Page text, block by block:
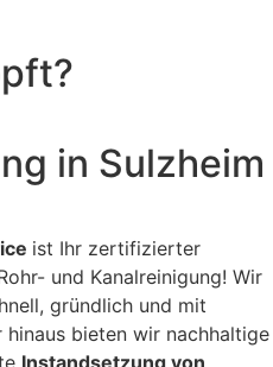
in Sulzheim
ist Ihr zertifizierter
und Kanalreinigung! Wir
gründlich und mit
bieten wir nachhaltige